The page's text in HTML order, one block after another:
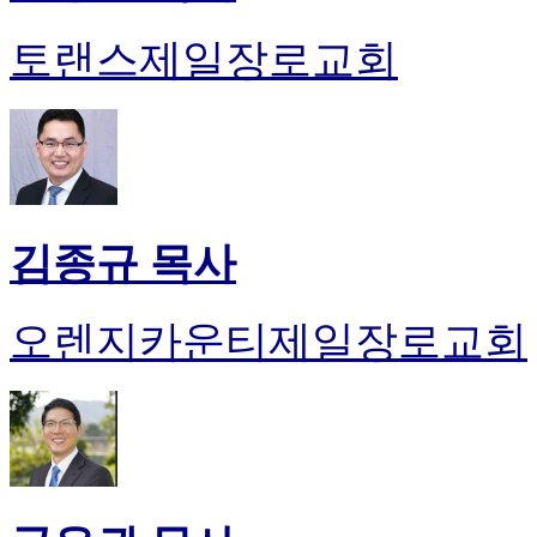
토랜스제일장로교회
김종규 목사
오렌지카운티제일장로교회